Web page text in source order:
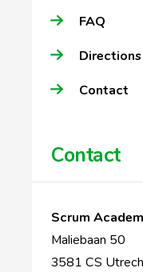
FAQ
Directions
Contact
Contact
Scrum
Maliebaan 50
3581 CS